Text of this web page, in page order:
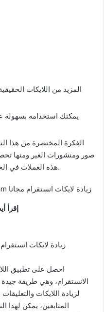
المزيد من اللايكات
يمكنك استخدامه
الفكرة المختصرة من هذا
صور ومنشورات الغير ومنها
هذه العملات في الحصول على لايكات من الاخرين.
إقرأ
زيادة لايكات
احصل على تطبيق
الانستقرام، وهي طريقة
لزيادة اللايكات
المتابعين، يمكن لهذا